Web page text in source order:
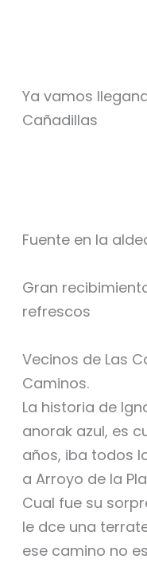
Ya vamos
Cañadillas
Fuente en la
Gran
refrescos
Vecinos de Las
Caminos.
La historia de
anorak azul, es
años, iba todos
a Arroyo de la
Cual fue su
le dce una
ese camino no